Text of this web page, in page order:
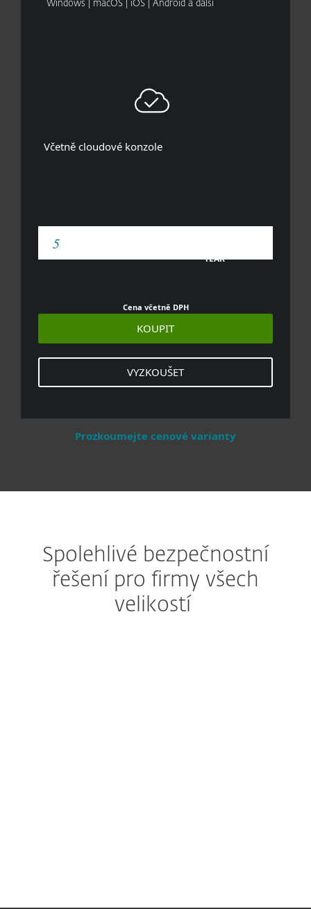
Windows | macOS | iOS | Android a další
Včetně cloudové konzole
YEAR
Cena včetně DPH
KOUPIT
VYZKOUŠET
Prozkoumejte cenové varianty
Spolehlivé bezpečnostní
řešení pro firmy všech
velikostí